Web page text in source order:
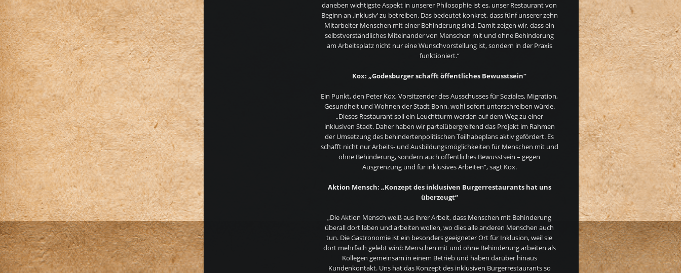
daneben wichtigste Aspekt in unserer Philosophie ist es, unser Restaurant von
Beginn an ‚inklusiv’ zu betreiben. Das bedeutet konkret, dass fünf unserer zehn
Mitarbeiter Menschen mit einer Behinderung sind. Damit zeigen wir, dass ein
selbstverständliches Miteinander von Menschen mit und ohne Behinderung
am Arbeitsplatz nicht nur eine Wunschvorstellung ist, sondern in der Praxis
funktioniert.“
Kox: „Godesburger schafft öffentliches Bewusstsein“
Ein Punkt, den Peter Kox, Vorsitzender des Ausschusses für Soziales, Migration,
Gesundheit und Wohnen der Stadt Bonn, wohl sofort unterschreiben würde.
„Dieses Restaurant soll ein Leuchtturm werden auf dem Weg zu einer
inklusiven Stadt. Daher haben wir parteiübergreifend das Projekt im Rahmen
der Umsetzung des behindertenpolitischen Teilhabeplans aktiv gefördert. Es
schafft nicht nur Arbeits- und Ausbildungsmöglichkeiten für Menschen mit und
ohne Behinderung, sondern auch öffentliches Bewusstsein – gegen
Ausgrenzung und für inklusives Arbeiten“, sagt Kox.
Aktion Mensch: „Konzept des inklusiven Burgerrestaurants hat uns
überzeugt“
„Die Aktion Mensch weiß aus ihrer Arbeit, dass Menschen mit Behinderung
überall dort leben und arbeiten wollen, wo dies alle anderen Menschen auch
tun. Die Gastronomie ist ein besonders geeigneter Ort für Inklusion, weil sie
dort mehrfach gelebt wird: Menschen mit und ohne Behinderung arbeiten als
Kollegen gemeinsam in einem Betrieb und haben darüber hinaus
Kundenkontakt. Uns hat das Konzept des inklusiven Burgerrestaurants so